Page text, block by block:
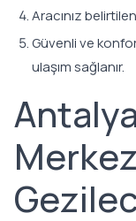
Aracınız
Güvenli ve
ulaşım sağlanır.